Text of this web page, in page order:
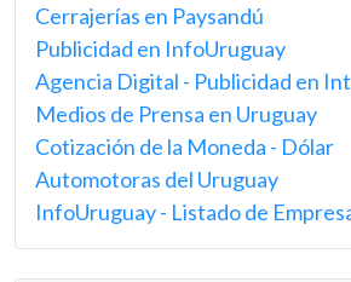
Cerrajerías en Paysandú
Publicidad en InfoUruguay
Agencia Digital - Publicidad en
Medios de Prensa en Uruguay
Cotización de la Moneda - Dólar
Automotoras del Uruguay
InfoUruguay - Listado de